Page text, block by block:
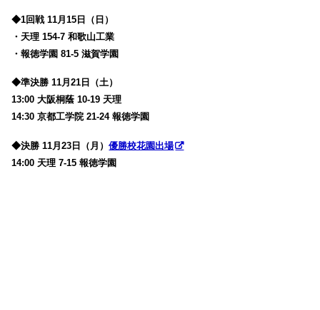
◆1回戦 11月15日（日）
・天理 154-7 和歌山工業
・報徳学園 81-5 滋賀学園
◆準決勝 11月21日（土）
13:00 大阪桐蔭 10-19 天理
14:30 京都工学院 21-24 報徳学園
◆決勝 11月23日（月）優勝校花園出場
14:00 天理 7-15 報徳学園